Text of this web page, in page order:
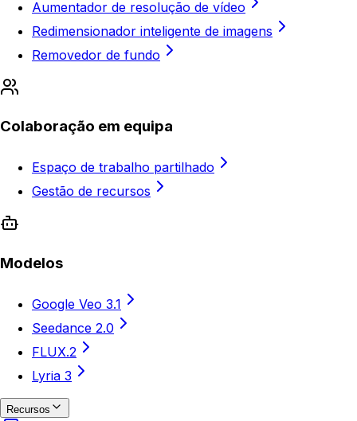
Aumentador de resolução de vídeo
Redimensionador inteligente de imagens
Removedor de fundo
Colaboração em equipa
Espaço de trabalho partilhado
Gestão de recursos
Modelos
Google Veo 3.1
Seedance 2.0
FLUX.2
Lyria 3
Recursos